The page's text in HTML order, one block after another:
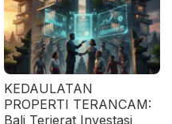
KEDAULATAN
PROPERTI TERANCAM:
Bali Terjerat Investasi